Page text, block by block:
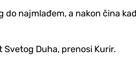
najmlađem, a nakon čina
Duha, prenosi Kurir.